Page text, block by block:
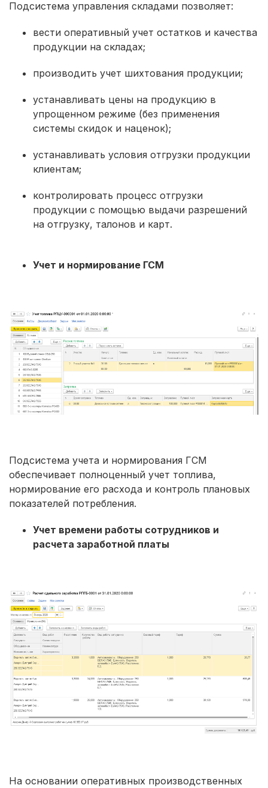
Подсистема управления складами позволяет:
вести оперативный учет остатков и качества
продукции на складах;
производить учет шихтования продукции;
устанавливать цены на продукцию в
упрощенном режиме (без применения
системы скидок и наценок);
устанавливать условия отгрузки продукции
клиентам;
контролировать процесс отгрузки
продукции с помощью выдачи разрешений
на отгрузку, талонов и карт.
Учет и нормирование ГСМ
Подсистема учета и нормирования ГСМ
обеспечивает полноценный учет топлива,
нормирование его расхода и контроль плановых
показателей потребления.
Учет времени работы сотрудников и
расчета заработной платы
На основании оперативных производственных